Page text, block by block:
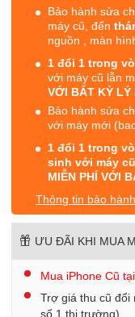
Bảo hành sửa
máy cũ, đến
nguồn , màn
1 đổi 1 trong
với máy cũ lẫn
VỚI BẤT KỲ LÝ
Bảo hành sửa
với máy mới
1 đổi 1 trong
sinh với máy
MIỄN PHÍ VỚI
Thông tin bảo
ƯU ĐÃI KHI MUA
Mua iPhone Cũ
Trợ giá thu cũ đổi
số 1 thị trường)